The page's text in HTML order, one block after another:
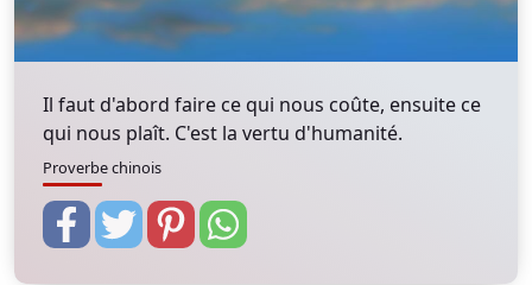
Il faut d'abord faire ce qui nous coûte, ensuite ce
qui nous plaît. C'est la vertu d'humanité.
Proverbe chinois